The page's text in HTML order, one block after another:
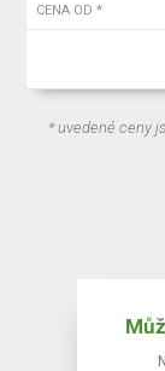
CENA OD *
* uvedené ceny